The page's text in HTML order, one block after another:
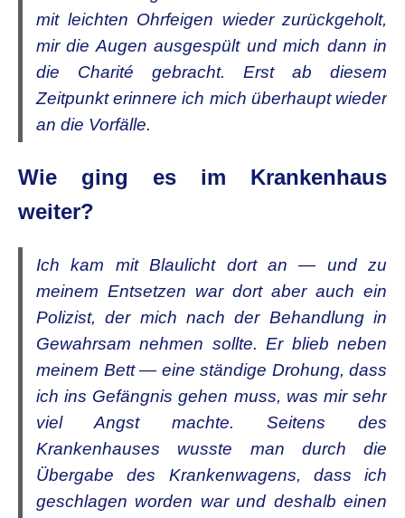
mit leichten Ohrfeigen wieder zurückgeholt,
mir die Augen ausgespült und mich dann in
die Charité gebracht. Erst ab diesem
Zeitpunkt erinnere ich mich überhaupt wieder
an die Vorfälle.
Wie ging es im Krankenhaus
weiter?
Ich kam mit Blaulicht dort an — und zu
meinem Entsetzen war dort aber auch ein
Polizist, der mich nach der Behandlung in
Gewahrsam nehmen sollte. Er blieb neben
meinem Bett — eine ständige Drohung, dass
ich ins Gefängnis gehen muss, was mir sehr
viel Angst machte. Seitens des
Krankenhauses wusste man durch die
Übergabe des Krankenwagens, dass ich
geschlagen worden war und deshalb einen